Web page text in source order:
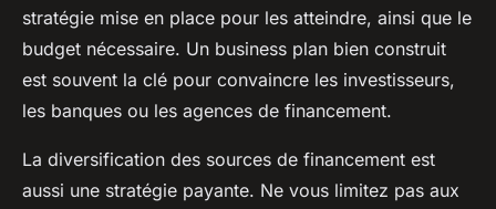
stratégie mise en place pour les atteindre, ainsi que le
budget nécessaire. Un business plan bien construit
est souvent la clé pour convaincre les investisseurs,
les banques ou les agences de financement.
La diversification des sources de financement est
aussi une stratégie payante. Ne vous limitez pas aux